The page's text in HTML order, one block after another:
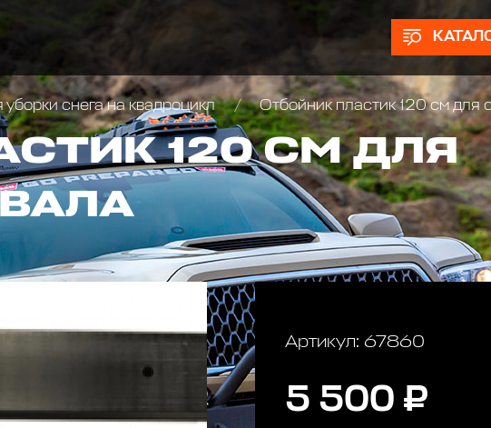
снега на квадроцикл Отбойник пластик 120 см для
120 СМ ДЛЯ
Артикул: 67860
5 500 ₽